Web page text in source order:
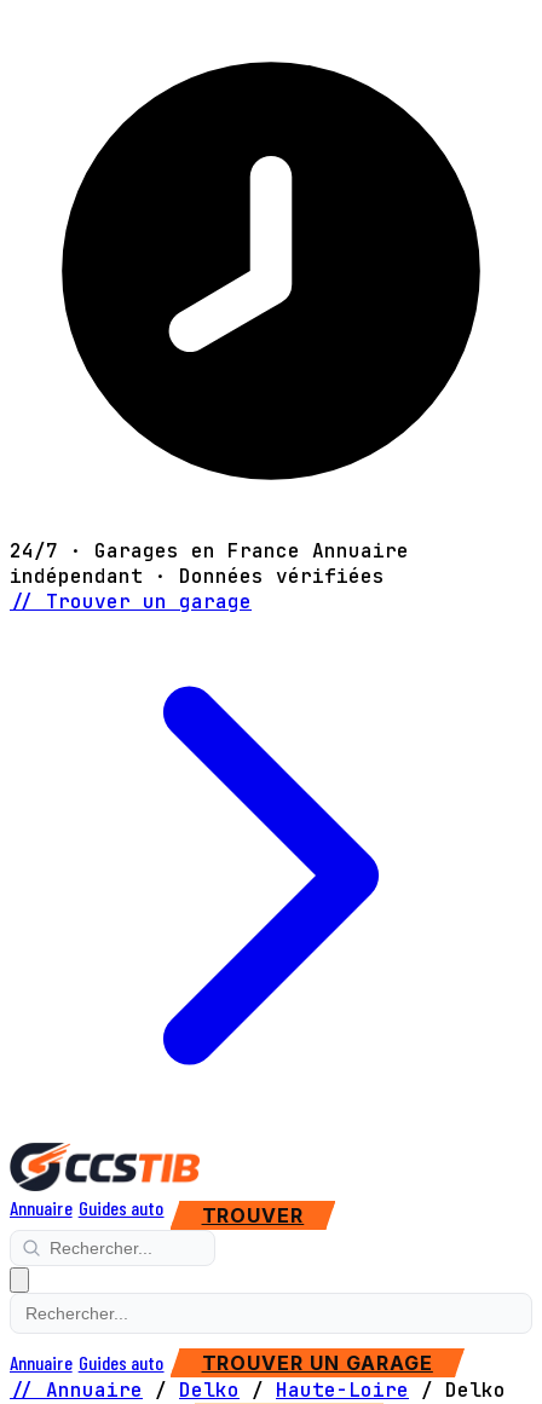
24/7 · Garages en France Annuaire
indépendant · Données vérifiées
// Trouver un garage
Annuaire Guides auto TROUVER
Annuaire Guides auto TROUVER UN GARAGE
// Annuaire / Delko / Haute-Loire / Delko